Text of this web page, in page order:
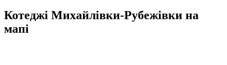
Котеджі Михайлівки-Рубежівки на
мапі